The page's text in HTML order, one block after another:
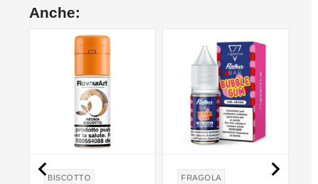
Anche:
BISCOTTO
FRAGOLA
 